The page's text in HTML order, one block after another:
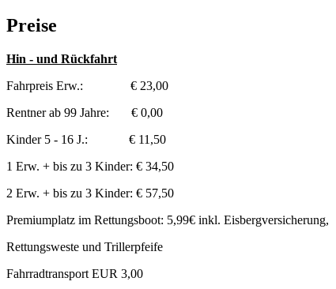
Preise
Hin - und Rückfahrt
Fahrpreis Erw.: € 23,00
Rentner ab 99 Jahre: € 0,00
Kinder 5 - 16 J.: € 11,50
1 Erw. + bis zu 3 Kinder: € 34,50
2 Erw. + bis zu 3 Kinder: € 57,50
Premiumplatz im Rettungsboot: 5,99€ inkl. Eisbergversicherung,
Rettungsweste und Trillerpfeife
Fahrradtransport EUR 3,00